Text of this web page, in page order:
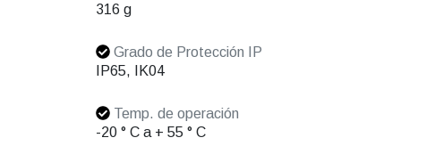
316 g
Grado de Protección IP
IP65, IK04
Temp. de operación
-20 ° C a + 55 ° C